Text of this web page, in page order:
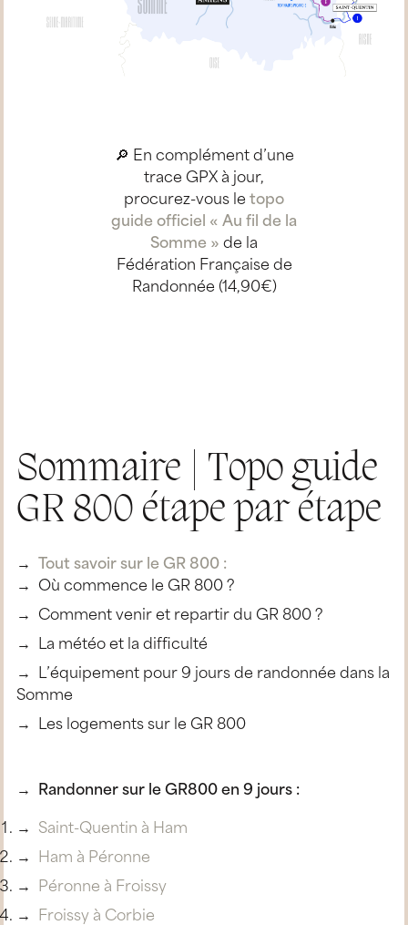
🔎 En complément d’une
trace GPX à jour,
procurez-vous le topo
guide officiel « Au fil de la
Somme » de la
Fédération Française de
Randonnée (14,90€)
Sommaire | Topo guide
GR 800 étape par étape
Tout savoir sur le GR 800 :
Où commence le GR 800 ?
Comment venir et repartir du GR 800 ?
La météo et la difficulté
L’équipement pour 9 jours de randonnée dans la
Somme
Les logements sur le GR 800
Randonner sur le GR800 en 9 jours :
Saint-Quentin à Ham
Ham à Péronne
Péronne à Froissy
Froissy à Corbie